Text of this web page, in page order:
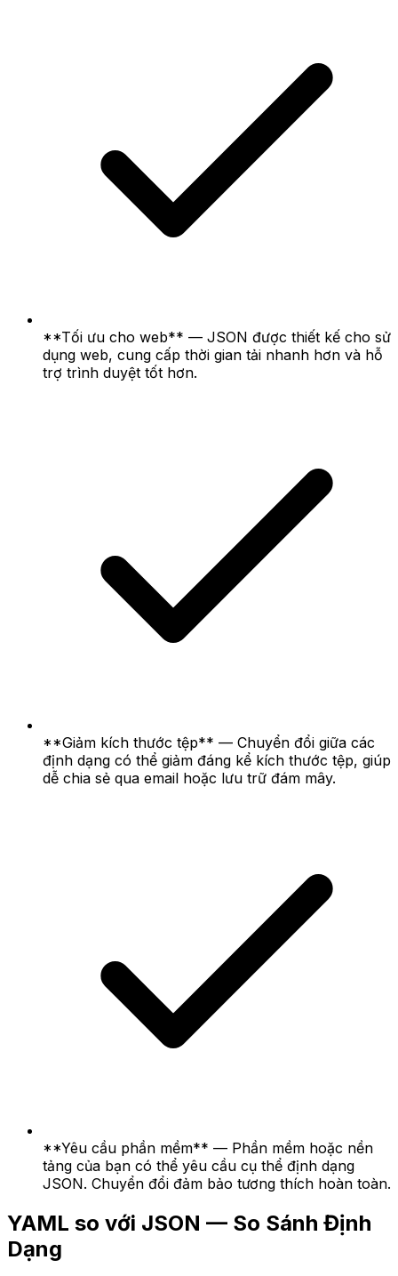
**Tối ưu cho web** — JSON được thiết kế cho sử
dụng web, cung cấp thời gian tải nhanh hơn và hỗ
trợ trình duyệt tốt hơn.
**Giảm kích thước tệp** — Chuyển đổi giữa các
định dạng có thể giảm đáng kể kích thước tệp, giúp
dễ chia sẻ qua email hoặc lưu trữ đám mây.
**Yêu cầu phần mềm** — Phần mềm hoặc nền
tảng của bạn có thể yêu cầu cụ thể định dạng
JSON. Chuyển đổi đảm bảo tương thích hoàn toàn.
YAML so với JSON — So Sánh Định
Dạng